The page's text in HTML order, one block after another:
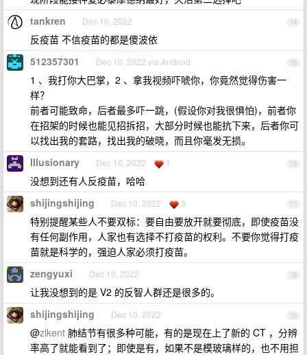
74
tankren Dec 10, 2022
反疫苗 不信疫苗的都是傻波依
75
512357301 Dec 10, 2022 via Android
1 、我打你大巴掌，2 、拿我视频吓唬你，你竟然觉得伤害一
样？
前者可能致命，后者最多吓一跳，(假设你对我很惧怕)，前者你
在招架的时候也能见招拆招，大部分时候也能抗下来，后者你可
以找出我的套路，找出我的破晓，而且你毫发无损。
76
Illusionary Dec 10, 2022 1
没想到还有人反疫苗，哈哈
77
shijingshijing Dec 10, 2022 3
特别提醒某些人不要双标：要自由要放开就要彻底，即使疫苗没
有任何副作用，人家也有选择不打疫苗的权利。不要你觉得打疫
苗就是科学的，强迫人家必须打疫苗。
78
zengyuxi Dec 10, 2022
让我没想到的是 V2 的反智人群还是很多的。
79
shijingshijing Dec 10, 2022
@zlkent 肺结节有很多种可能，有的是现在上了新的 CT ，分辨
率高了就能看到了；即使是有，如果不是模玻璃样的，也不用担